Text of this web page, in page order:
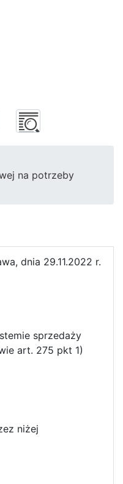
na potrzeby
dnia 29.11.2022 r.
sprzedaży
art. 275 pkt 1)
niżej